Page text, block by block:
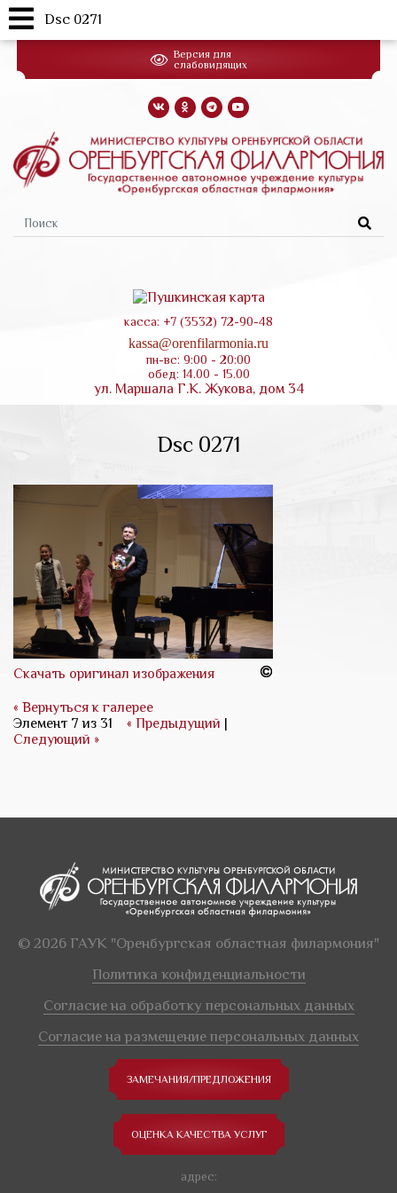
Перейти
основному
Форма
поиска
касса: +7 (3532) 72-90-48
kassa@orenfilarmonia.ru
пн-вс: 9:00 - 20:00
обед: 14.00 - 15.00
ул. Маршала Г.К. Жукова, дом 34
Версия для
слабовидящих
Dsc 0271
Скачать оригинал изображения
« Вернуться к галерее
Элемент 7 из 31
« Предыдущий |
Следующий »
Dsc 0271
© 2026 ГАУК "Оренбургская областная филармония"
Политика конфиденциальности
Согласие на обработку персональных данных
Согласие на размещение персональных данных
ЗАМЕЧАНИЯ/ПРЕДЛОЖЕНИЯ
ОЦЕНКА КАЧЕСТВА УСЛУГ
адрес: